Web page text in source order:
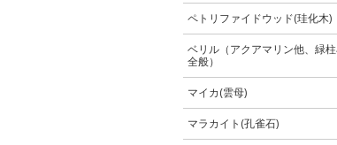
ペトリファイドウッド(珪化木)
ベリル（アクアマリン他、緑
全般）
マイカ(雲母)
マラカイト(孔雀石)